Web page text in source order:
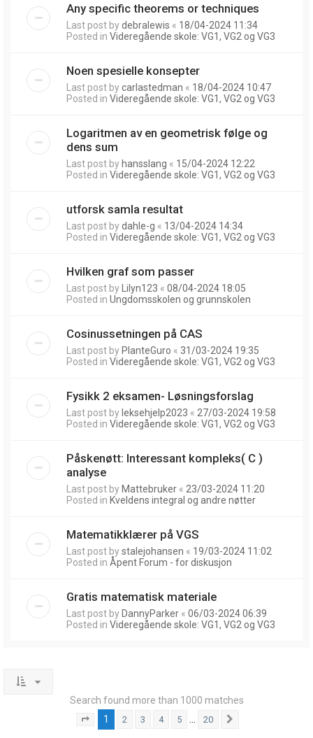
Any specific theorems or techniques
Last post bydebralewis « 18/04-2024 11:34
Posted in Videregående skole: VG1, VG2 og VG3
Noen spesielle konsepter
Last post bycarlastedman « 18/04-2024 10:47
Posted in Videregående skole: VG1, VG2 og VG3
Logaritmen av en geometrisk følge og
dens sum
Last post by hansslang « 15/04-2024 12:22
Posted in Videregående skole: VG1, VG2 og VG3
utforsk samla resultat
Last post bydahle-g « 13/04-2024 14:34
Posted in Videregående skole: VG1, VG2 og VG3
Hvilken graf som passer
Last post by Lilyn123 « 08/04-2024 18:05
Posted in Ungdomsskolen og grunnskolen
Cosinussetningen på CAS
Last post by PlanteGuro « 31/03-2024 19:35
Posted in Videregående skole: VG1, VG2 og VG3
Fysikk 2 eksamen- Løsningsforslag
Last post by leksehjelp2023 « 27/03-2024 19:58
Posted in Videregående skole: VG1, VG2 og VG3
Påskenøtt: Interessant kompleks( C )
analyse
Last post by Mattebruker « 23/03-2024 11:20
Posted in Kveldens integral og andre nøtter
Matematikklærer på VGS
Last post bystalejohansen « 19/03-2024 11:02
Posted in Åpent Forum - for diskusjon
Gratis matematisk materiale
Last post by DannyParker « 06/03-2024 06:39
Posted in Videregående skole: VG1, VG2 og VG3
Search found more than 1000 matches
Page of 20
1 2 3 4 5 20